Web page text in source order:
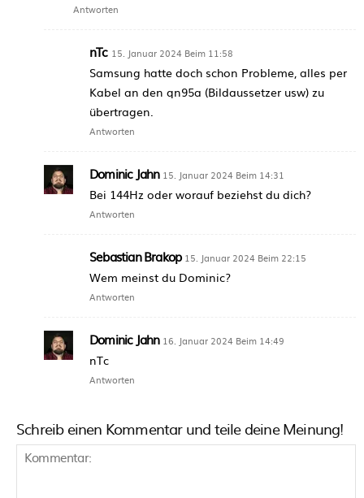
Antworten
nTc 15. Januar 2024 Beim 11:58
Samsung hatte doch schon Probleme, alles per
Kabel an den qn95a (Bildaussetzer usw) zu
übertragen.
Antworten
Dominic Jahn 15. Januar 2024 Beim 14:31
Bei 144Hz oder worauf beziehst du dich?
Antworten
Sebastian Brakop 15. Januar 2024 Beim 22:15
Wem meinst du Dominic?
Antworten
Dominic Jahn 16. Januar 2024 Beim 14:49
nTc
Antworten
Schreib einen Kommentar und teile deine Meinung!